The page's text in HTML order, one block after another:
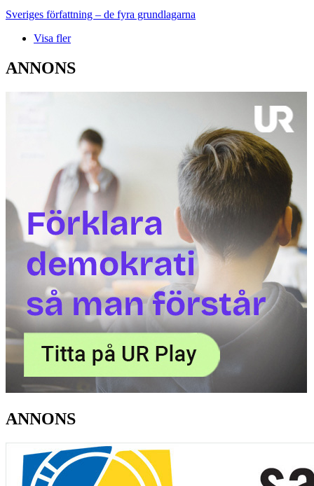
Sveriges författning – de fyra grundlagarna
Visa fler
ANNONS
ANNONS